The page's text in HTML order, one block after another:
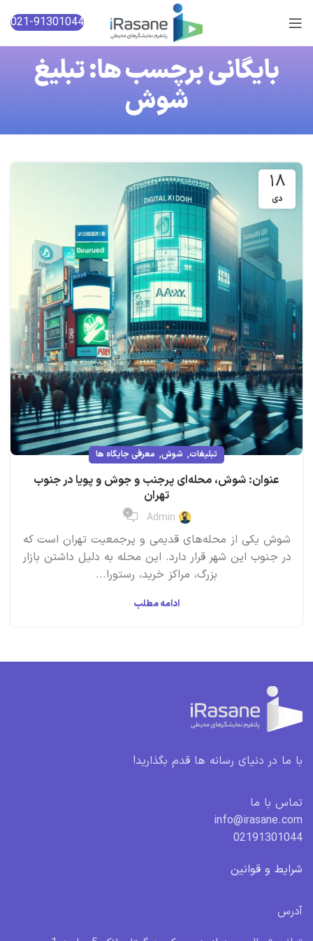
021-91301044
بایگانی برچسب ها: تبلیغ
شوش
۱۸
دی
تبلیغات, شوش, معرفی جایگاه ها
عنوان: شوش، محله‌ای پرجنب و جوش و پویا در جنوب
تهران
Admin ۰
شوش یکی از محله‌های قدیمی و پرجمعیت تهران است که
در جنوب این شهر قرار دارد. این محله به دلیل داشتن بازار
بزرگ، مراکز خرید، رستورا...
ادامه مطلب
با ما در دنیای رسانه ها قدم بگذارید!
تماس با ما
info@irasane.com
02191301044
شرایط و قوانین
آدرس